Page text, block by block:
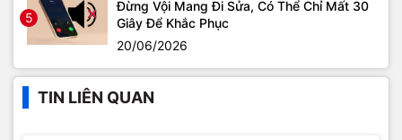
5
Đừng Vội Mang Đi Sửa, Có Thể Chỉ Mất 30
Giây Để Khắc Phục
20/06/2026
TIN LIÊN QUAN